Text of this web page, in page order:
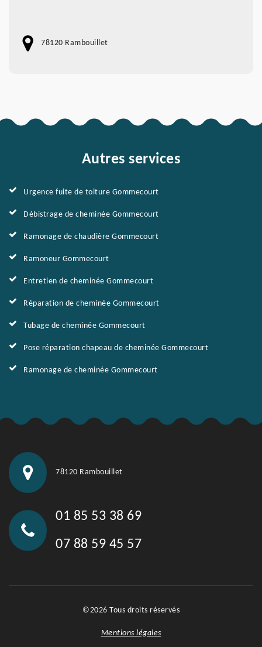
78120 Rambouillet
Autres services
Urgence fuite de toiture Gommecourt
Débistrage de cheminée Gommecourt
Ramonage de chaudière Gommecourt
Ramoneur Gommecourt
Entretien de cheminée Gommecourt
Réparation de cheminée Gommecourt
Tubage de cheminée Gommecourt
Pose réparation chapeau de cheminée Gommecourt
Ramonage de cheminée Gommecourt
78120 Rambouillet
01 85 53 38 69
07 88 59 45 57
©2026 Tous droits réservés
Mentions légales